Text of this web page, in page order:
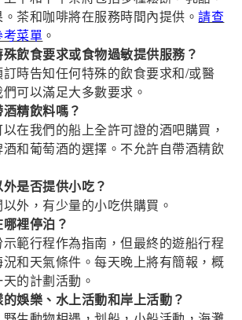
茶和咖啡將在服務時間內提供。請查
菜單 。
飲食要求或食物過敏提供服務？
時告知任何特殊的飲食要求和/或醫
可以滿足大多數要求。
精飲料嗎？
在我們的船上全許可證的酒吧購買，
和葡萄酒的選擇。不允許自帶酒精飲
是否提供小吃？
外，有少量的小吃供購買。
裡停泊？
範行程作為指南，但最終的遊船行程
和天氣條件。每天晚上將有簡報，概
的計劃活動。
娛樂、水上活動和岸上活動？